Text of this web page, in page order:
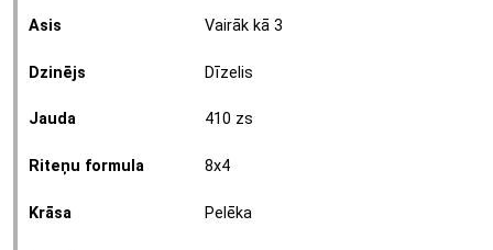
Asis Vairāk kā 3
Dzinējs Dīzelis
Jauda 410 zs
Riteņu formula 8x4
Krāsa Pelēka